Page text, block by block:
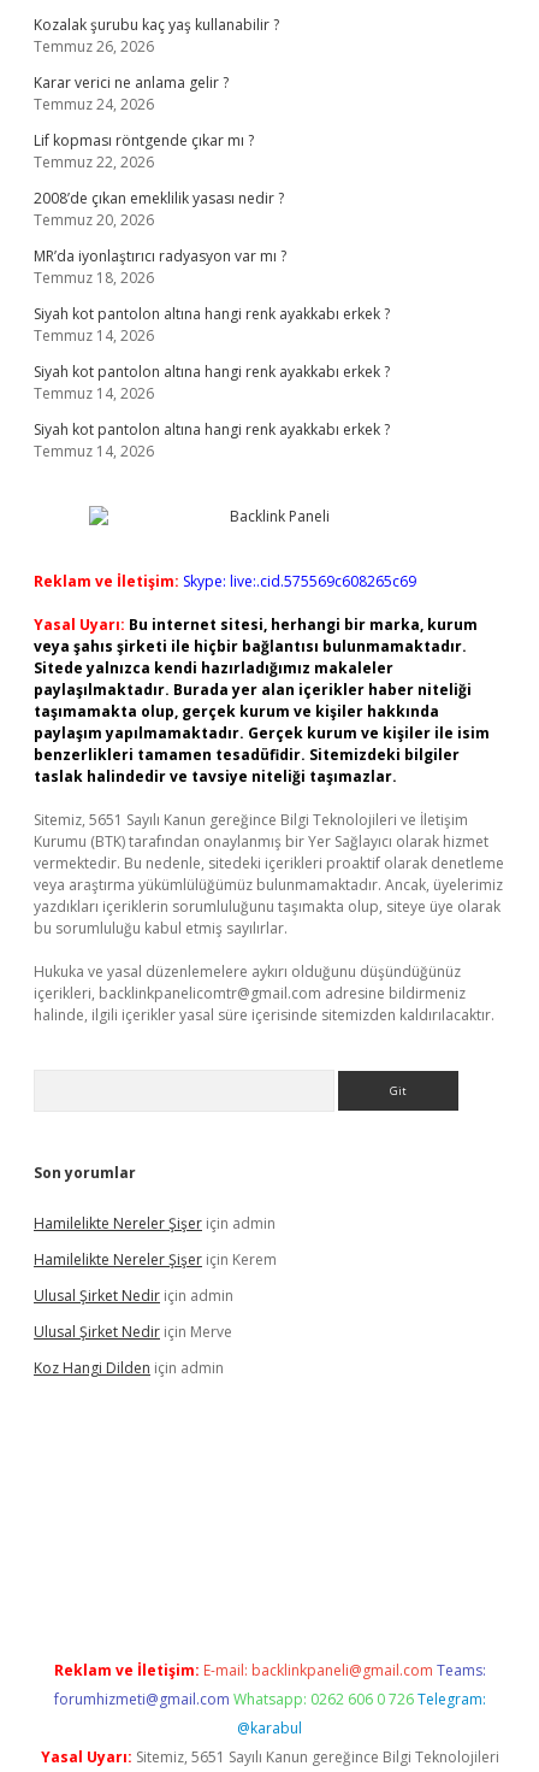
Kozalak şurubu kaç yaş kullanabilir ?
Temmuz 26, 2026
Karar verici ne anlama gelir ?
Temmuz 24, 2026
Lif kopması röntgende çıkar mı ?
Temmuz 22, 2026
2008’de çıkan emeklilik yasası nedir ?
Temmuz 20, 2026
MR’da iyonlaştırıcı radyasyon var mı ?
Temmuz 18, 2026
Siyah kot pantolon altına hangi renk ayakkabı erkek ?
Temmuz 14, 2026
Siyah kot pantolon altına hangi renk ayakkabı erkek ?
Temmuz 14, 2026
Siyah kot pantolon altına hangi renk ayakkabı erkek ?
Temmuz 14, 2026
Reklam ve İletişim: Skype: live:.cid.575569c608265c69
Yasal Uyarı: Bu internet sitesi, herhangi bir marka, kurum
veya şahıs şirketi ile hiçbir bağlantısı bulunmamaktadır.
Sitede yalnızca kendi hazırladığımız makaleler
paylaşılmaktadır. Burada yer alan içerikler haber niteliği
taşımamakta olup, gerçek kurum ve kişiler hakkında
paylaşım yapılmamaktadır. Gerçek kurum ve kişiler ile isim
benzerlikleri tamamen tesadüfidir. Sitemizdeki bilgiler
taslak halindedir ve tavsiye niteliği taşımazlar.
Sitemiz, 5651 Sayılı Kanun gereğince Bilgi Teknolojileri ve İletişim
Kurumu (BTK) tarafından onaylanmış bir Yer Sağlayıcı olarak hizmet
vermektedir. Bu nedenle, sitedeki içerikleri proaktif olarak denetleme
veya araştırma yükümlülüğümüz bulunmamaktadır. Ancak, üyelerimiz
yazdıkları içeriklerin sorumluluğunu taşımakta olup, siteye üye olarak
bu sorumluluğu kabul etmiş sayılırlar.
Hukuka ve yasal düzenlemelere aykırı olduğunu düşündüğünüz
içerikleri, backlinkpanelicomtr@gmail.com adresine bildirmeniz
halinde, ilgili içerikler yasal süre içerisinde sitemizden kaldırılacaktır.
Son yorumlar
Hamilelikte Nereler Şişer için admin
Hamilelikte Nereler Şişer için Kerem
Ulusal Şirket Nedir için admin
Ulusal Şirket Nedir için Merve
Koz Hangi Dilden için admin
Reklam ve İletişim: E-mail: backlinkpaneli@gmail.com Teams:
forumhizmeti@gmail.com Whatsapp: 0262 606 0 726 Telegram:
@karabul
Yasal Uyarı: Sitemiz, 5651 Sayılı Kanun gereğince Bilgi Teknolojileri